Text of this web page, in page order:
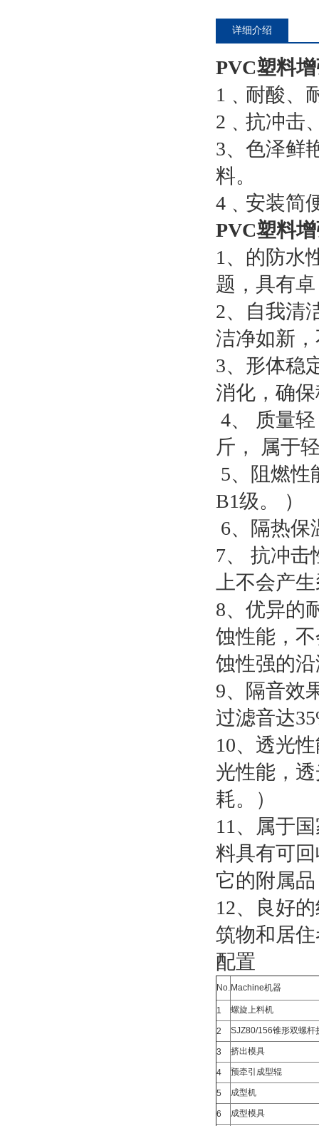
详细介绍
PVC塑料
1﹑耐酸、
2﹑抗冲击
3、色泽鲜
料。
4﹑安装简
PVC塑料
1、的防水
题，具有
2、自我清
洁净如新
3、形体稳
消化，确
4、 质量
斤， 属于
5、阻燃性
B1级。 ）
6、隔热保
7、 抗冲击
上不会产
8、优异的
蚀性能，
蚀性强的
9、隔音效
过滤音达
10、透光
光性能，
耗。）
11、属于
料具有可
它的附属
12、良好
筑物和居
配置
No. Machine机器
1 螺旋上料机
2 SJZ80/156锥形双螺杆
3 挤出模具
4 预牵引成型辊
5 成型机
6 成型模具